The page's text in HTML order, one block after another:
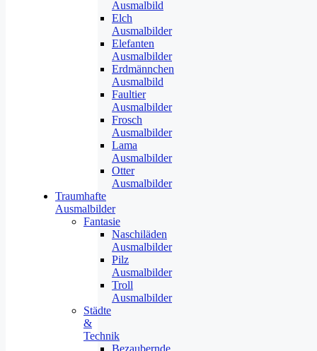
Ausmalbild
Elch
Ausmalbilder
Elefanten
Ausmalbilder
Erdmännchen
Ausmalbild
Faultier
Ausmalbilder
Frosch
Ausmalbilder
Lama
Ausmalbilder
Otter
Ausmalbilder
Traumhafte
Ausmalbilder
Fantasie
Naschiläden
Ausmalbilder
Pilz
Ausmalbilder
Troll
Ausmalbilder
Städte
&
Technik
Bezaubernde